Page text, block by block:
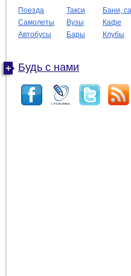
Поезда Такси
Бани,
Самолеты
Вузы
Кафе
Автобусы
Бары Клубы
Будь с нами